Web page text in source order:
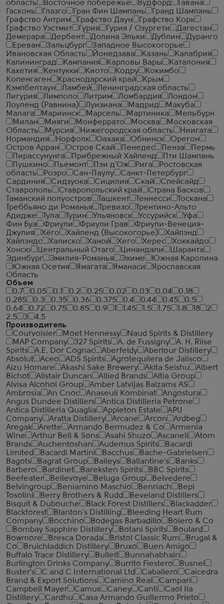
область
Восточное побережье Вудфорд
Гавана
Гасконь
Глазго Гран Фин Шампань
Гранд Шампань
Графство Антрим
Графство Даун
Графство Корк
Графство Уэстмит
Гурия Гурия / Озургети
Дагестан
Демерара
Дербент Долина Эльки Дублин
Дуранго
Ереван
Зальцбург
Западное Высокогорье
Ивановская Область
Йонедзава Казань
Калабрия
Калининград
Кампания Карловы Вары
Каталония
Кахетия
Кентукки Киото Кодру
Кокимбо
Копенгаген
Краснодарский край
Крым
Кэмпбелтаун
Ламбей
Ленинградская область
Лигурия
Лимпопо Литрим Ломбардия
Лондон
Лоуленд (Равнина)
Луизиана Мадрид
Макуба
Малага
Мариинск Марсель Мартиника
Мельбурн
Милан
Мияги Монферрато Москва
Московская
Область
Мурсия Нижегородская область
Ниигата
Нормандия
Норфолк Оахака Обнинск
Орегон
Остров Арран
Остров Скай Пенедес Пенза
Пермь
Пирассунунга
Прибрежный Хайленд
Пти Шампань
Пушкино
Пьемонт Пэи д'Ож Рига
Ростовская
область
Роэро Сан-Паулу
Санкт-Петербург
Сардиния
Сидзуока Сицилия Скай
Спейсайд
Ставрополь
Ставропольский край
Страна Басков
Таманский полуостров
Ташкент Теннесси
Тоскана
Треббьяно ди Романья
Тревизо
Трентино-Альто
Адидже
Тула Турин Ульяновск Уссурийск
Уфа
Фин Буа
Фриули Фриули Грав
Фриули-Венеция-
Джулия
Хёго Хайленд (Высокогорье)
Хайлэнд
Хайлэндс
Халиско Ханой Хего Херес
Хоккайдо
Хонсю
Центральный Отаго Цинандали
Шаранта
Эдинбург
Эмилия-Романья Эхиме
Южная Каролина
Южная Осетия
Ямагата Яманаси
Ярославская
Область
Объем
0.7
0.05 0.1 0.2 0.25 0.02 0.03 0.04
0.18
0.285
0.3 0.35 0.36 0.375 0.4 0.44 0.45
0.5
0.64
0.72 0.75 0.85 0.9 1.45 1.5 1.75 1.8 18
2
2.5
3
4.5
Производитель
Courvoisier
Moet Hennessy
Naud Spirits & Distillery
MAP Company
327 Spirits A. de Fussigny
A. H. Riise
Spirits
A.E. Dor Cognac Aberfeldy
Aberlour Distillery
Absolut
Aceo ADS Spirits
Agrotequilera de Jalisco
Aizu Homare
Akashi Sake Brewery Akita Seishu
Albert
Bichot
Alistair Duncan Allied Brands
Altia Group
Alvisa Alcohol Group
Amber Latvijas Balzams AS
Ambrosia
An Cnoc Anaseuli Kombinat
Angostura
Angus Dundee Distillers
Antica Distilleria Petrone
Antica Distilleria Quaglia
Appleton Estate
APU
Company
Aratta Distillery Arcane Arcon
Ardbeg
Aregak
Arette Armando Bermudez & Co
Armenia
Wine
Arthur Bell & Sons Asahi Shuzo Ascaneli
Atom
Brands
Auchentoshan Audemus Spirits
Bacardi
Limited
Bacardi Martini Bacchus
Bache-Gabrielsen
Bagots
Bagrat Group Baileys Ballantine's
Banks
Barbero
Bardinet Bareksten Spirits
BBC Spirits
Beefeater
Bellevoye Beluga Group
Belvedere
Belvingroup
Beniamino Maschio Benriach
Bepi
Tosolini
Berry Brothers & Rudd
Beveland Distillers
Bisquit & Dubouche
Black Forest Distillers
Blackadder
Blackforest
Blanton's Distilling
Bleeding Heart Rum
Company
Bocchino Bodegas Barbadillo
Bolero & Co
Bombay Sapphire Distillery
Botani Spirits
Boulard
Bowmore
Bresca Dorada Bristol Classic Rum
Brugal &
Co
Bruichladdich Distillery Bruxo
Buen Amigo
Buffalo Trace Distillery
Bulleit
Bunnahabhain
Burlington Drinks Company
Burrito Fiestero
Busnel
Buster's
C and C International Ltd Caballero
Caicedra
Brand & Export Solutions
Camino Real
Campari
Campbell Mayer
Camus Caney Canti
Caol Ila
Distillery
Cardhu
Casa Armando Guillermo Prieto